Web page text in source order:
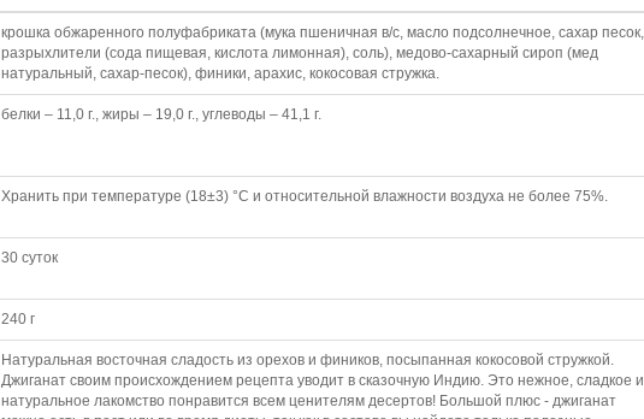
крошка обжаренного полуфабриката (мука пшеничная в/с, масло подсолнечное, сахар песок,
разрыхлители (сода пищевая, кислота лимонная), соль), медово-сахарный сироп (мед
натуральный, сахар-песок), финики, арахис, кокосовая стружка.
белки – 11,0 г., жиры – 19,0 г., углеводы – 41,1 г.
Хранить при температуре (18±3) °С и относительной влажности воздуха не более 75%.
30 суток
240 г
Натуральная восточная сладость из орехов и фиников, посыпанная кокосовой стружкой.
Джиганат своим происхождением рецепта уводит в сказочную Индию. Это нежное, сладкое и
натуральное лакомство понравится всем ценителям десертов! Большой плюс - джиганат